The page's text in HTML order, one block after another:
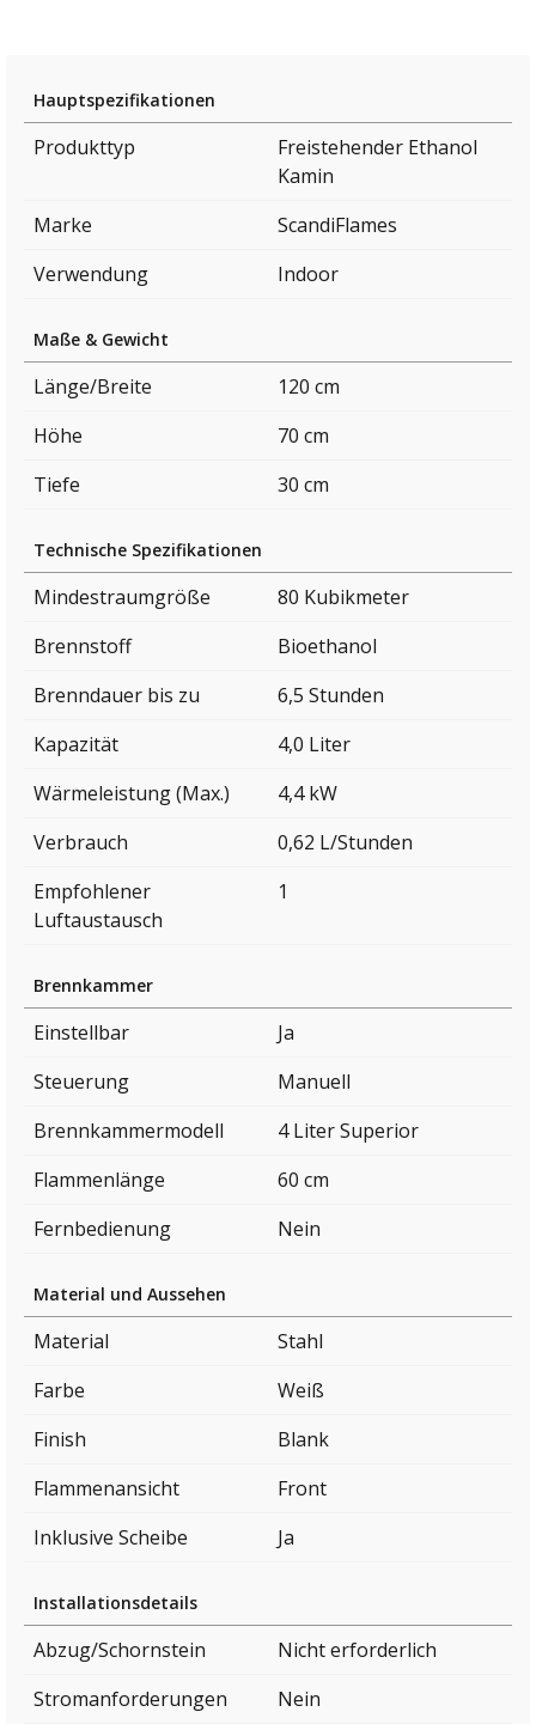
Hauptspezifikationen
Produkttyp
Freistehender Ethanol
Kamin
Marke
ScandiFlames
Verwendung
Indoor
Maße & Gewicht
Länge/Breite
120 cm
Höhe
70 cm
Tiefe
30 cm
Technische Spezifikationen
Mindestraumgröße
80 Kubikmeter
Brennstoff
Bioethanol
Brenndauer bis zu
6,5 Stunden
Kapazität
4,0 Liter
Wärmeleistung (Max.)
4,4 kW
Verbrauch
0,62 L/Stunden
Empfohlener
Luftaustausch
1
Brennkammer
Einstellbar
Ja
Steuerung
Manuell
Brennkammermodell
4 Liter Superior
Flammenlänge
60 cm
Fernbedienung
Nein
Material und Aussehen
Material
Stahl
Farbe
Weiß
Finish
Blank
Flammenansicht
Front
Inklusive Scheibe
Ja
Installationsdetails
Abzug/Schornstein
Nicht erforderlich
Stromanforderungen
Nein